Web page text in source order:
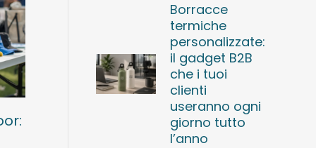
Borracce
termiche
personalizzate:
il gadget B2B
che i tuoi
clienti
useranno ogni
giorno tutto
l’anno